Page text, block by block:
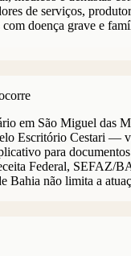
de serviços,
doença grave e
em São Miguel das
Escritório Cestari —
para
Federal, SEFAZ/
Bahia não limita a